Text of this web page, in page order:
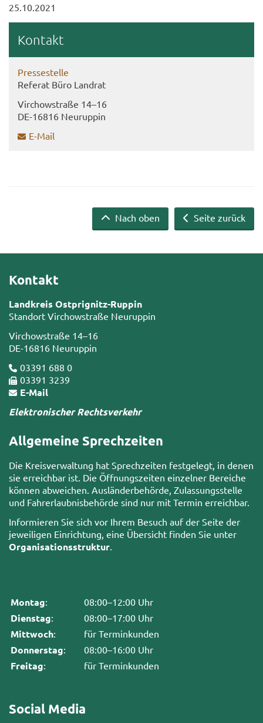
25.10.2021
Kon­takt
Pres­se­stel­le
Re­fe­rat Büro Land­rat
Virch­ow­stra­ße 14–16
DE-​16816 Neu­rup­pin
E-​Mail
Seite zurück
Nach oben
Kontakt
Landkreis Ostprignitz-Ruppin
Standort Virchowstraße Neuruppin
Virchowstraße 14–16
DE-16816 Neuruppin
03391 688 0
03391 3239
E-Mail
Elektronischer Rechtsverkehr
Allgemeine Sprechzeiten
Die Kreisverwaltung hat Sprechzeiten festgelegt, in denen
sie erreichbar ist. Die Öffnungszeiten einzelner Bereiche
können abweichen. Ausländerbehörde, Zulassungsstelle
und Fahrerlaubnisbehörde sind nur mit Termin erreichbar.
Informieren Sie sich vor Ihrem Besuch auf der Seite der
jeweiligen Einrichtung, eine Übersicht finden Sie unter
Organisationsstruktur.
Montag: 08:00–12:00 Uhr
Dienstag: 08:00–17:00 Uhr
Mittwoch: für Terminkunden
Donnerstag: 08:00–16:00 Uhr
Freitag: für Terminkunden
Social Media